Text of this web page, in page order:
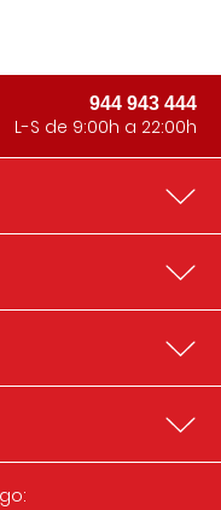
944 943 444
L-S de 9:00h a 22:00h